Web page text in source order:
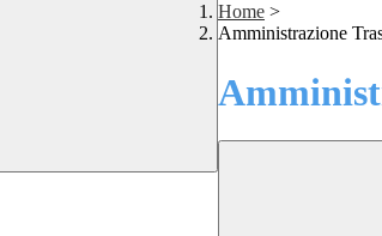
Home >
Amministrazione